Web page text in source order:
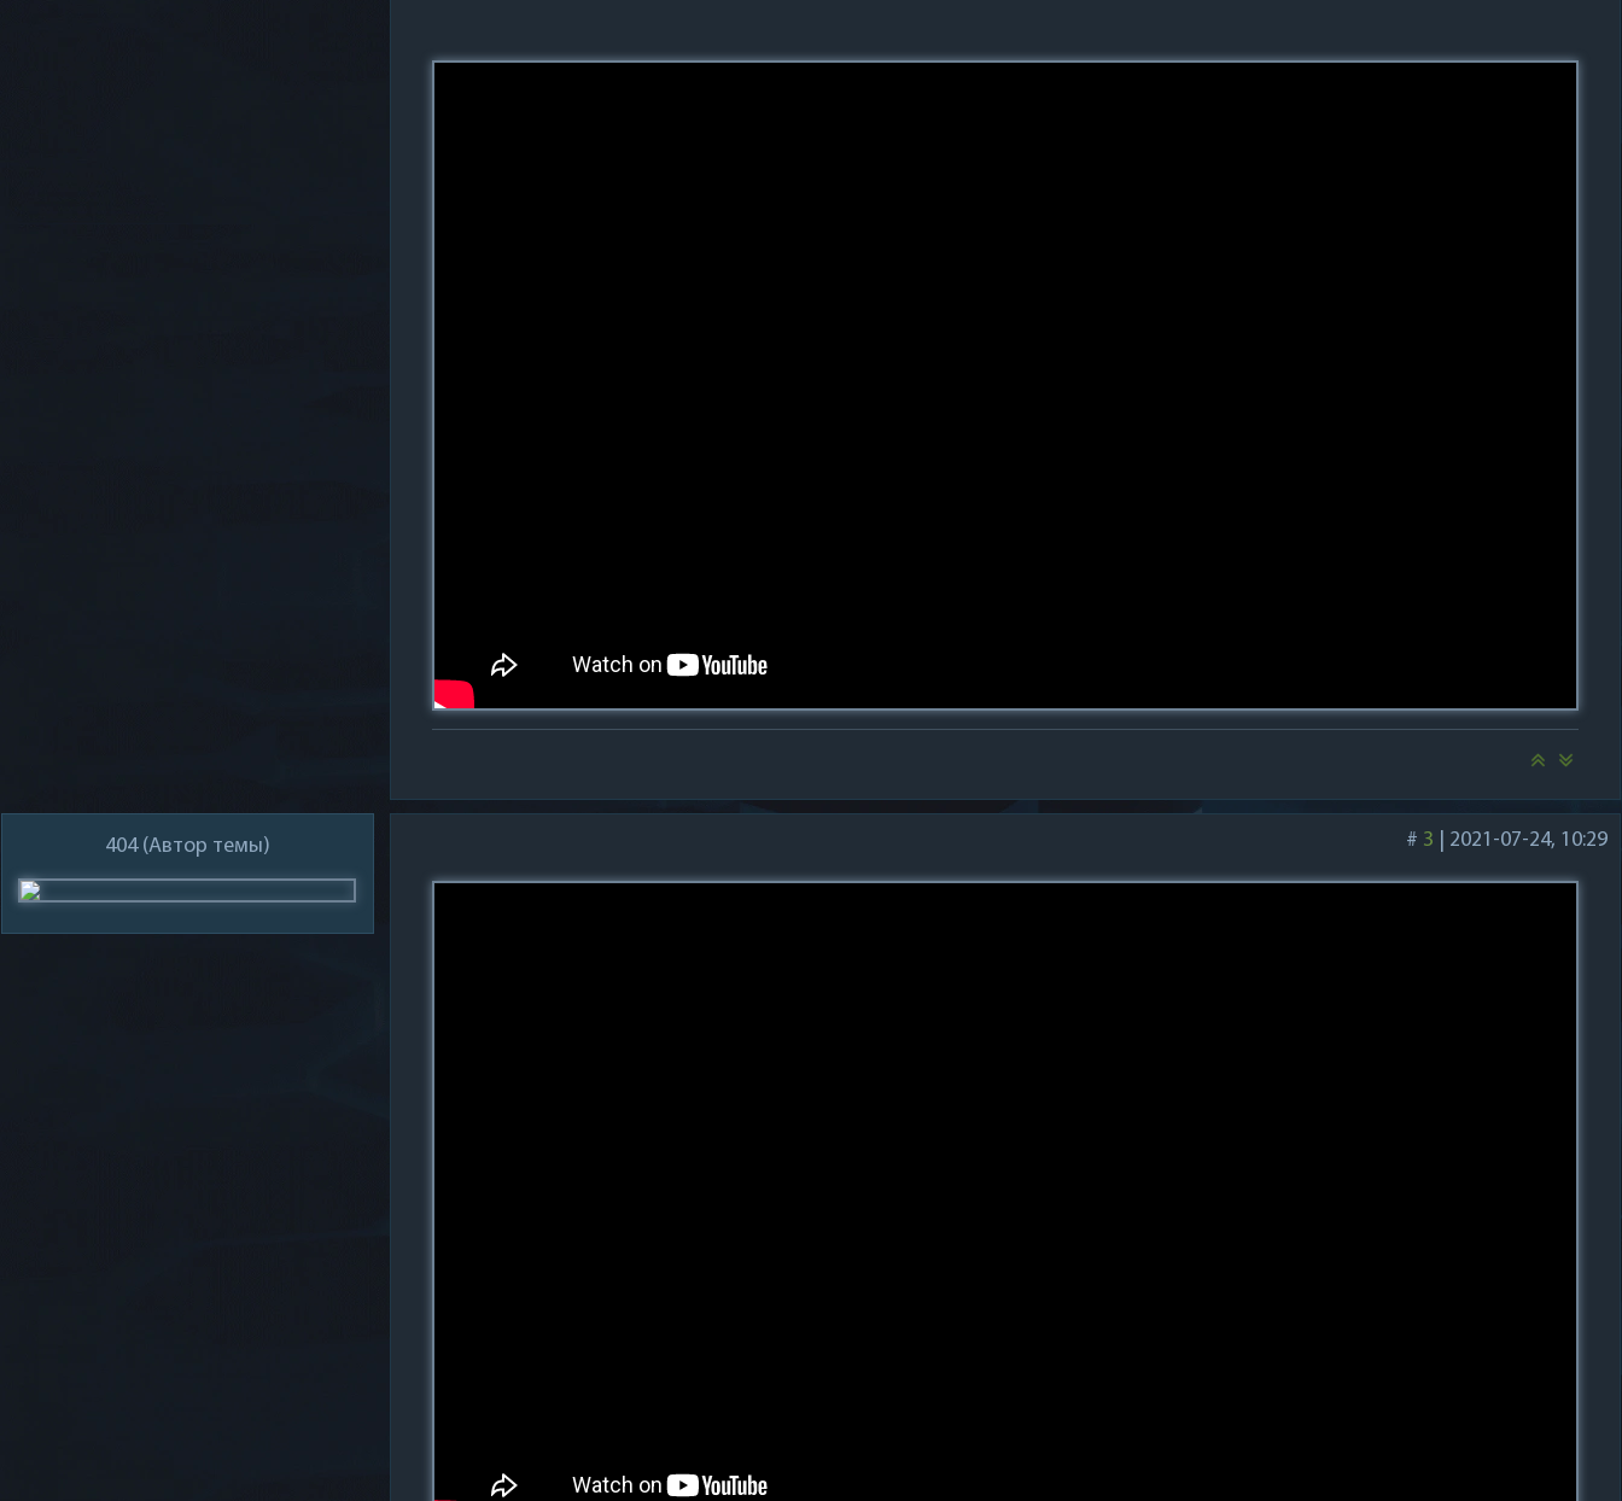
# 3 2021-07-24, 10:29
404(Автор темы)